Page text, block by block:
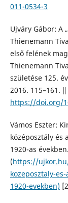
011-0534-3
Ujváry Gábor: A
Thienemann
első felének
Thienemann
születése 125.
2016. 115–161.
https://doi.org/
Vámos Eszter:
középosztály és
1920-as
(https://
kozeposztaly-
1920-evekben)